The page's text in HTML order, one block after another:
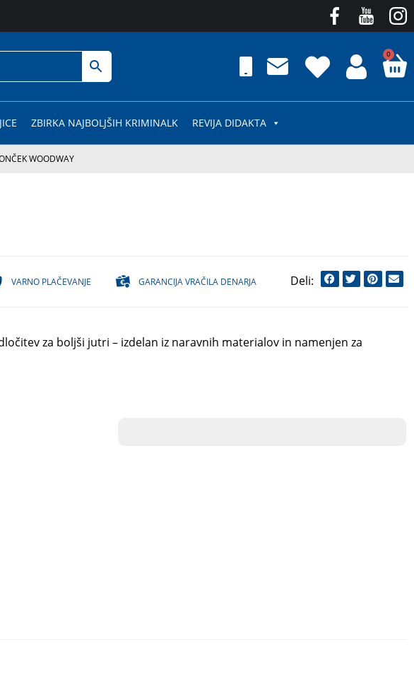
0
ZBIRKA NAJBOLJŠIH KRIMINALK REVIJA DIDAKTA
WOODWAY
VARNO PLAČEVANJE GARANCIJA VRAČILA DENARJA
za boljši jutri – izdelan iz naravnih materialov in namenjen za